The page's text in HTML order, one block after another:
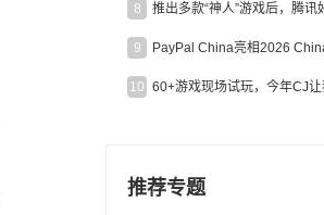
8
9
10 60+游戏现场试玩，今年CJ
推荐专题